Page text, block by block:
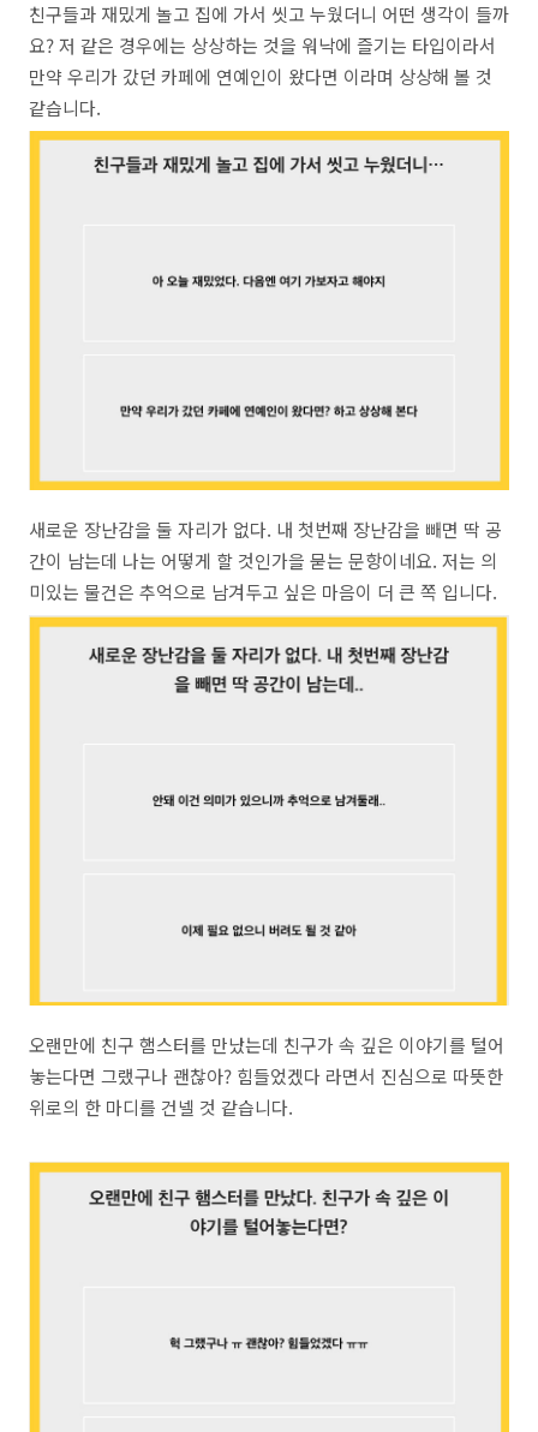
친구들과 재밌게 놀고 집에 가서 씻고 누웠더니 어떤 생각이 들까
요? 저 같은 경우에는 상상하는 것을 워낙에 즐기는 타입이라서
만약 우리가 갔던 카페에 연예인이 왔다면 이라며 상상해 볼 것
같습니다.
새로운 장난감을 둘 자리가 없다. 내 첫번째 장난감을 빼면 딱 공
간이 남는데 나는 어떻게 할 것인가을 묻는 문항이네요. 저는 의
미있는 물건은 추억으로 남겨두고 싶은 마음이 더 큰 쪽 입니다.
오랜만에 친구 햄스터를 만났는데 친구가 속 깊은 이야기를 털어
놓는다면 그랬구나 괜찮아? 힘들었겠다 라면서 진심으로 따뜻한
위로의 한 마디를 건넬 것 같습니다.